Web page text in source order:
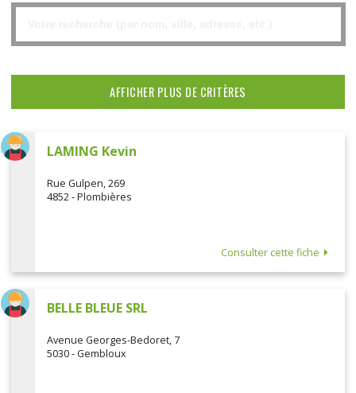
LAMING Kevin
Rue Gulpen, 269
4852 - Plombières
Consulter cette fiche
BELLE BLEUE SRL
Avenue Georges-Bedoret, 7
5030 - Gembloux
AFFICHER PLUS DE CRITÈRES